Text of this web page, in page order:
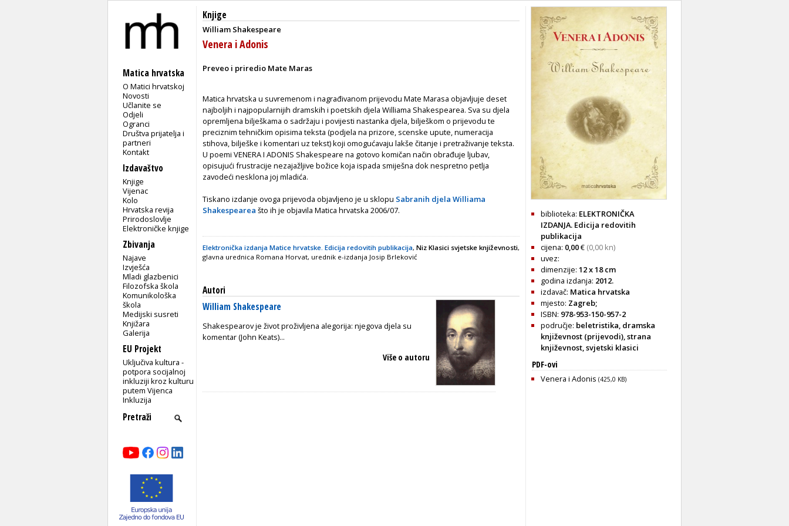
Matica hrvatska
O Matici hrvatskoj
Novosti
Učlanite se
Odjeli
Ogranci
Društva prijatelja i
partneri
Kontakt
Izdavaštvo
Knjige
Vijenac
Kolo
Hrvatska revija
Prirodoslovlje
Elektroničke knjige
Zbivanja
Najave
Izvješća
Mladi glazbenici
Filozofska škola
Komunikološka
škola
Medijski susreti
Knjižara
Galerija
EU Projekt
Uključiva kultura -
potpora socijalnoj
inkluziji kroz kulturu
putem Vijenca
Inkluzija
Knjige
William Shakespeare
Venera i Adonis
Preveo i priredio Mate Maras
Matica hrvatska u suvremenom i nagrađivanom prijevodu Mate Marasa objavljuje deset
najboljih i najpopularnijih dramskih i poetskih djela Williama Shakespearea. Sva su djela
opremljena bilješkama o sadržaju i povijesti nastanka djela, bilješkom o prijevodu te
preciznim tehničkim opisima teksta (podjela na prizore, scenske upute, numeracija
stihova, bilješke i komentari uz tekst) koji omogućavaju lakše čitanje i pretraživanje teksta.
U poemi VENERA I ADONIS Shakespeare na gotovo komičan način obrađuje ljubav,
opisujući frustracije nezajažljive božice koja ispada smiješna dok nespretno petlja
zavodeći nesklona joj mladića.
Tiskano izdanje ovoga prijevoda objavljeno je u sklopu Sabranih djela Williama
Shakespearea što ih je objavila Matica hrvatska 2006/07.
Elektronička izdanja Matice hrvatske. Edicija redovitih publikacija, Niz Klasici svjetske književnosti,
glavna urednica Romana Horvat, urednik e-izdanja Josip Brleković
Autori
William Shakespeare
Shakespearov je život proživljena alegorija: njegova djela su
komentar (John Keats)...
Više o autoru
biblioteka: ELEKTRONIČKA
IZDANJA. Edicija redovitih
publikacija
cijena: 0,00€ (0,00 kn)
uvez:
dimenzije: 12 x 18 cm
godina izdanja: 2012.
izdavač: Matica hrvatska
mjesto: Zagreb;
ISBN: 978-953-150-957-2
područje: beletristika, dramska
književnost (prijevodi),strana
književnost,svjetski klasici
PDF-ovi
Venera i Adonis (425,0 KB)